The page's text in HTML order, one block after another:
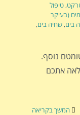
, טיפול
(בעיקר
בים, שחיה בים,
עלינו סגר מטומטם נוסף.
אתכם
המשך בקריאה